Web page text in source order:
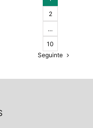
2
…
10
Seguinte